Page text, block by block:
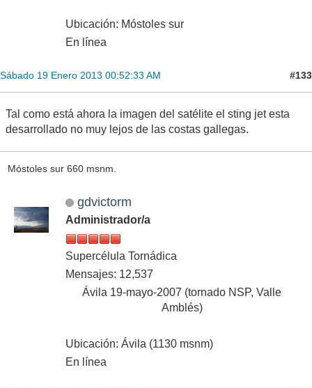
Ubicación: Móstoles sur
En línea
Sábado 19 Enero 2013 00:52:33 AM #133
Tal como está ahora la imagen del satélite el sting jet esta
desarrollado no muy lejos de las costas gallegas.
Móstoles sur 660 msnm.
gdvictorm
Administrador/a
Supercélula Tornádica
Mensajes: 12,537
Ávila 19-mayo-2007 (tornado NSP, Valle
Amblés)
Ubicación: Ávila (1130 msnm)
En línea